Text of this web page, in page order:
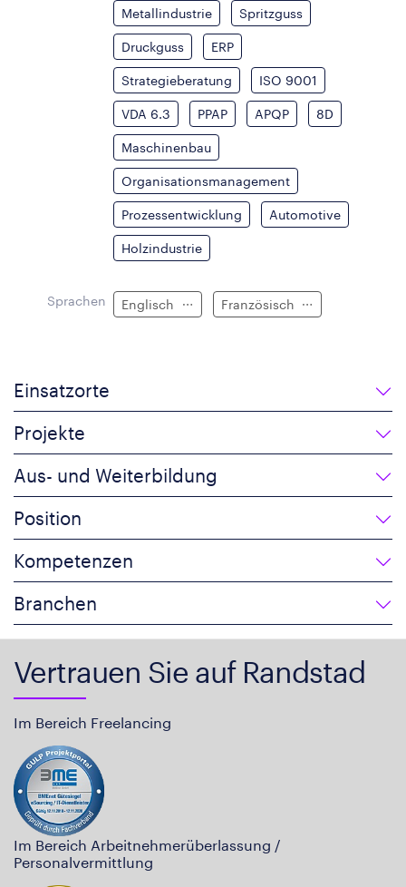
Metallindustrie Spritzguss
Druckguss ERP
Strategieberatung ISO 9001
VDA 6.3 PPAP APQP 8D
Maschinenbau
Organisationsmanagement
Prozessentwicklung Automotive
Holzindustrie
Sprachen Englisch Französisch
Einsatzorte
Projekte
Aus- und Weiterbildung
Position
Kompetenzen
Branchen
Vertrauen Sie auf Randstad
Im Bereich Freelancing
Im Bereich Arbeitnehmerüberlassung /
Personalvermittlung